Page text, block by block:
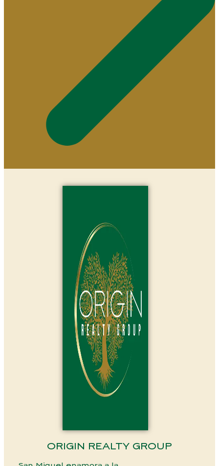
ORIGIN REALTY GROUP